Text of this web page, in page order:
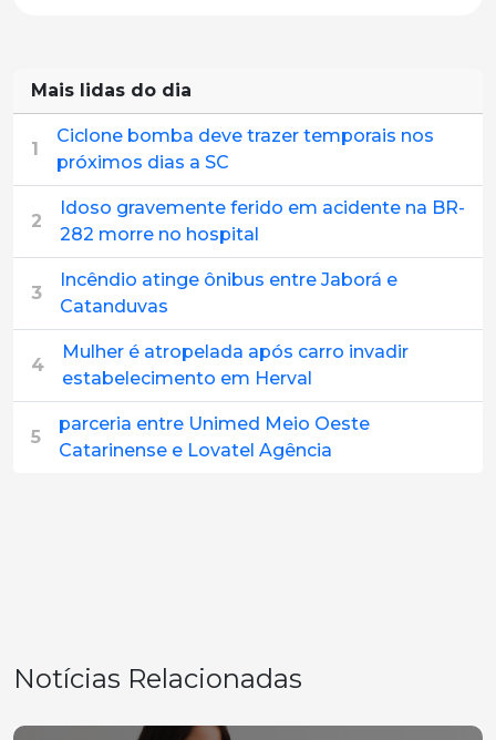
Mais lidas do dia
1
Ciclone bomba deve trazer temporais nos
próximos dias a SC
2
Idoso gravemente ferido em acidente na BR-
282 morre no hospital
3
Incêndio atinge ônibus entre Jaborá e
Catanduvas
4
Mulher é atropelada após carro invadir
estabelecimento em Herval
5
parceria entre Unimed Meio Oeste
Catarinense e Lovatel Agência
Notícias Relacionadas